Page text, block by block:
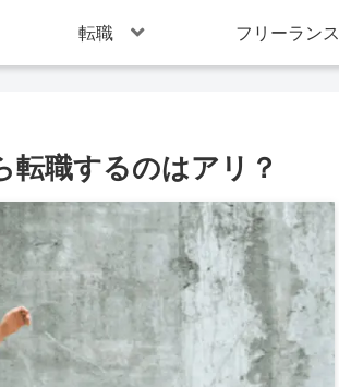
転職 フリーランス
職するのはアリ？